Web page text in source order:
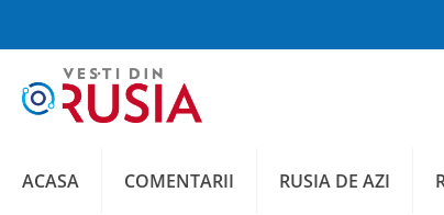
ACASA COMENTARII RUSIA DE AZI